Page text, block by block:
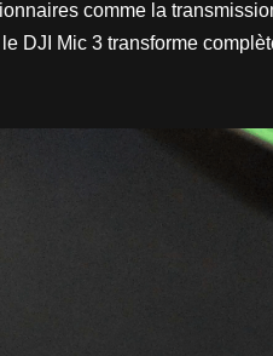
comme la
DJI Mic 3 transforme